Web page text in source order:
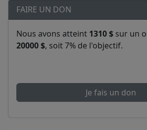
FAIRE UN DON
Nous avons atteint 1310 $ sur un
20000 $, soit 7% de l'objectif.
Je fais un don